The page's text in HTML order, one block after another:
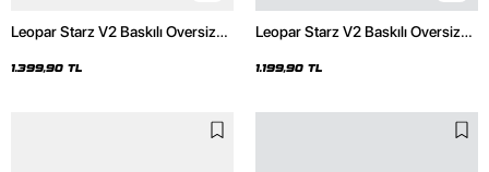
Leopar Starz V2 Baskılı Oversize
Hoodie
1.399,90 TL
Leopar Starz V2 Baskılı Oversize
1.199,90 TL